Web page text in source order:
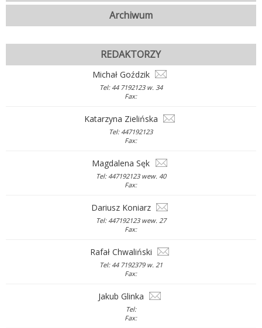
Archiwum
REDAKTORZY
Michał Goździk
Tel: 44 7192123 w. 34
Fax:
Katarzyna Zielińska
Tel: 447192123
Fax:
Magdalena Sęk
Tel: 447192123 wew. 40
Fax:
Dariusz Koniarz
Tel: 447192123 wew. 27
Fax:
Rafał Chwaliński
Tel: 44 7192379 w. 21
Fax:
Jakub Glinka
Tel:
Fax: